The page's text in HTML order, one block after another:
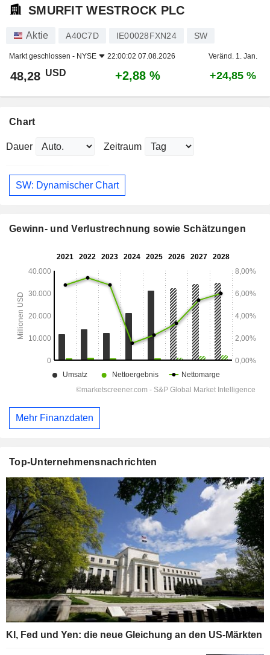
SMURFIT WESTROCK PLC
Aktie A40C7D IE00028FXN24 SW
Markt geschlossen - NYSE 22:00:02 07.08.2026 Veränd. 1. Jan.
48,28 USD +2,88 % +24,85 %
Chart
Dauer Zeitraum
SW: Dynamischer Chart
Gewinn- und Verlustrechnung sowie Schätzungen
Mehr Finanzdaten
Top-Unternehmensnachrichten
KI, Fed und Yen: die neue Gleichung an den US-Märkten